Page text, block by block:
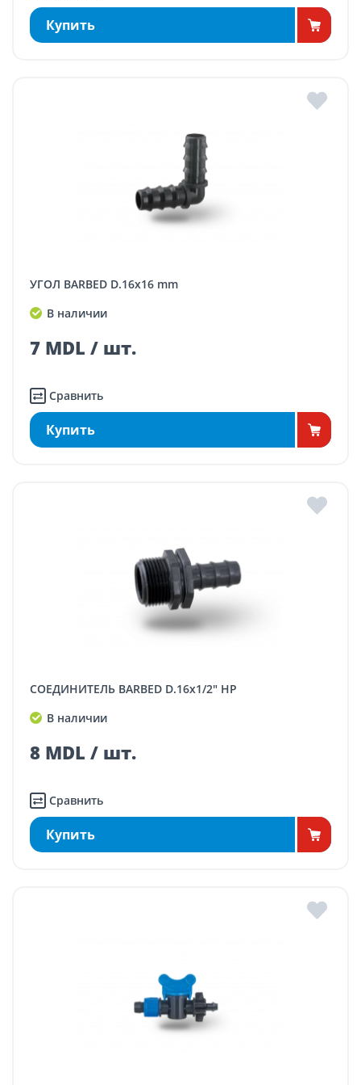
Купить
УГОЛ BARBED D.16x16 mm
В наличии
7 MDL / шт.
Сравнить
Купить
СОЕДИНИТЕЛЬ BARBED D.16x1/2" НР
В наличии
8 MDL / шт.
Сравнить
Купить